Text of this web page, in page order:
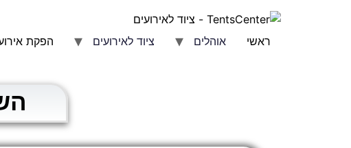
ראשי אוהלים ציוד לאירועים הפקת